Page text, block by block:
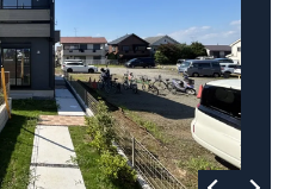
査した上で、品質を保証していま
ト】